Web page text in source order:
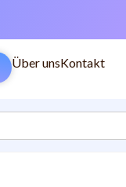
Über unsKontakt